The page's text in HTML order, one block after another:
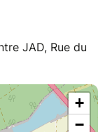
JAD, Rue du
+
−